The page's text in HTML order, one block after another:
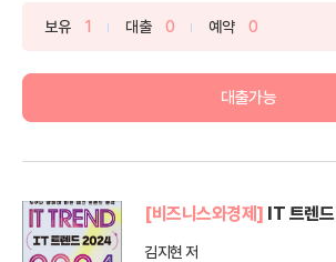
보유 1 대출 0 예약 0
대출가능
[비즈니스와경제] IT 트렌
김지현 저